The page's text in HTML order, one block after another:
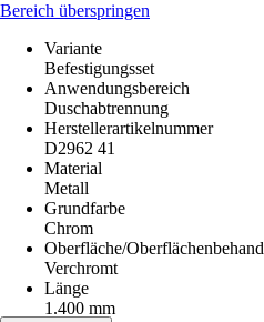
Bereich überspringen
Variante
Befestigungsset
Anwendungsbereich
Duschabtrennung
Herstellerartikelnummer
D2962 41
Material
Metall
Grundfarbe
Chrom
Oberfläche/
Verchromt
Länge
1.400 mm